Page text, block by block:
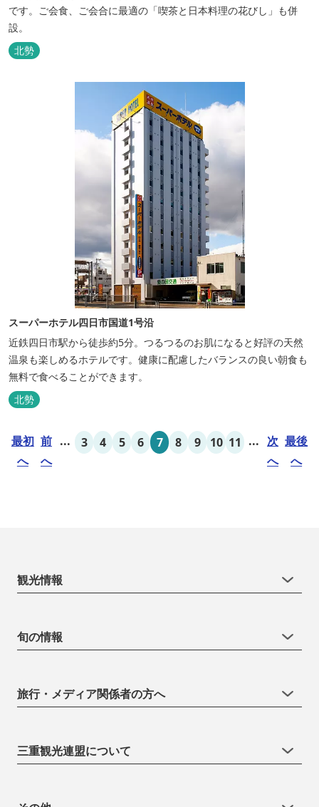
です。ご会食、ご会合に最適の「喫茶と日本料理の花びし」も併
設。
北勢
スーパーホテル四日市国道1号沿
近鉄四日市駅から徒歩約5分。つるつるのお肌になると好評の天然
温泉も楽しめるホテルです。健康に配慮したバランスの良い朝食も
無料で食べることができます。
北勢
最初
へ
前
へ
... 3 4 5 6 7 8 9 10 11 ... 次
へ
最後
へ
観光情報
旬の情報
旅行・メディア関係者の方へ
三重観光連盟について